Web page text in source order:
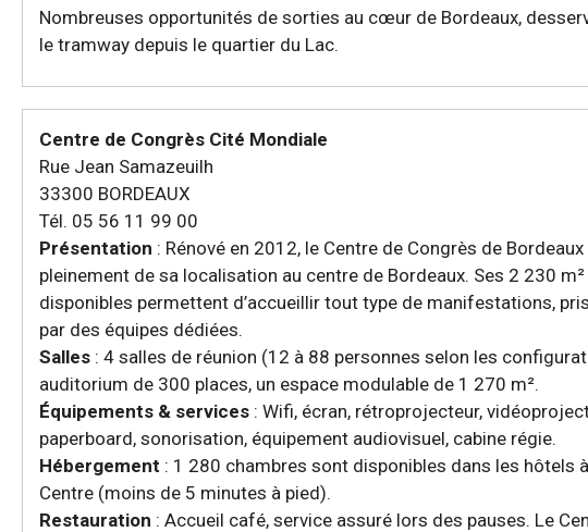
Nombreuses opportunités de sorties au cœur de Bordeaux,
le tramway depuis le quartier du Lac.
Centre de Congrès Cité Mondiale
Rue Jean Samazeuilh
33300 BORDEAUX
Tél. 05 56 11 99 00
Présentation : Rénové en 2012, le Centre de Congrès de
pleinement de sa localisation au centre de Bordeaux. Ses 2 230 m²
disponibles permettent d’accueillir tout type de manifestations,
par des équipes dédiées.
Salles : 4 salles de réunion (12 à 88 personnes selon les
auditorium de 300 places, un espace modulable de 1 270 m².
Équipements & services : Wifi, écran, rétroprojecteur,
paperboard, sonorisation, équipement audiovisuel, cabine régie.
Hébergement : 1 280 chambres sont disponibles dans les hôtels
Centre (moins de 5 minutes à pied).
Restauration : Accueil café, service assuré lors des pauses. Le